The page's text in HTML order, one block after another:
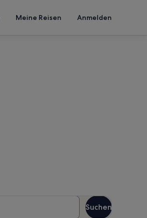
Meine Reisen Anmelden
Suchen